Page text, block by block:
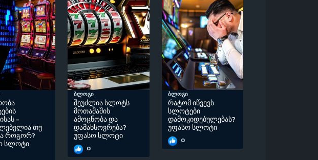
-
თუ
როგორ?
სლოტი
ბლოგი
შეუძლია სლოტს
მოთამაშის
ამოცნობა და
დამახსოვრება?
უფასო სლოტი
0
ბლოგი
რატომ იწვევს
სლოტები
დამოკიდებულებას?
უფასო სლოტი
0